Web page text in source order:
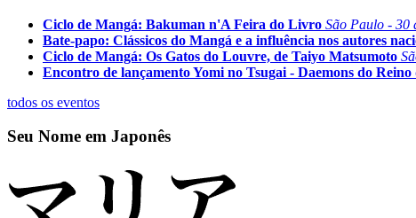
Ciclo de Mangá: Bakuman n'A Feira do Livro São Paulo - 30
Bate-papo: Clássicos do Mangá e a influência nos autores
Ciclo de Mangá: Os Gatos do Louvre, de Taiyo Matsumoto
Encontro de lançamento Yomi no Tsugai - Daemons do Reino
todos os eventos
Seu Nome em Japonês